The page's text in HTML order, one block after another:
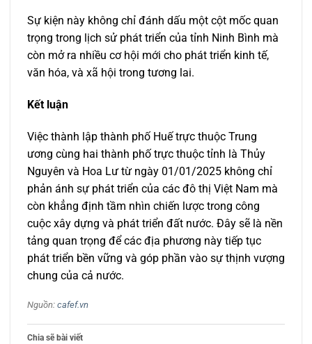
Sự kiện này không chỉ đánh dấu một cột mốc quan
trọng trong lịch sử phát triển của tỉnh Ninh Bình mà
còn mở ra nhiều cơ hội mới cho phát triển kinh tế,
văn hóa, và xã hội trong tương lai.
Kết luận
Việc thành lập thành phố Huế trực thuộc Trung
ương cùng hai thành phố trực thuộc tỉnh là Thủy
Nguyên và Hoa Lư từ ngày 01/01/2025 không chỉ
phản ánh sự phát triển của các đô thị Việt Nam mà
còn khẳng định tầm nhìn chiến lược trong công
cuộc xây dựng và phát triển đất nước. Đây sẽ là nền
tảng quan trọng để các địa phương này tiếp tục
phát triển bền vững và góp phần vào sự thịnh vượng
chung của cả nước.
Nguồn: cafef.vn
Chia sẽ bài viết